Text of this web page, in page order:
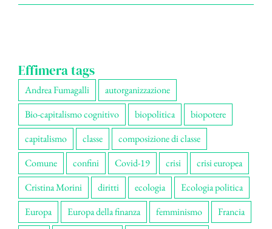
Effimera tags
Andrea Fumagalli
autorganizzazione
Bio-capitalismo cognitivo
biopolitica
biopotere
capitalismo
classe
composizione di classe
Comune
confini Covid-19 crisi
crisi europea
Cristina Morini
diritti ecologia
Ecologia politica
Europa
Europa della finanza femminismo
Francia